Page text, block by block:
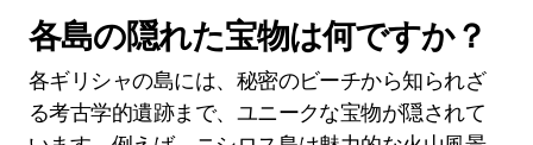
各島の隠れた宝物は何ですか？
各ギリシャの島には、秘密のビーチから知られざ
る考古学的遺跡まで、ユニークな宝物が隠されて